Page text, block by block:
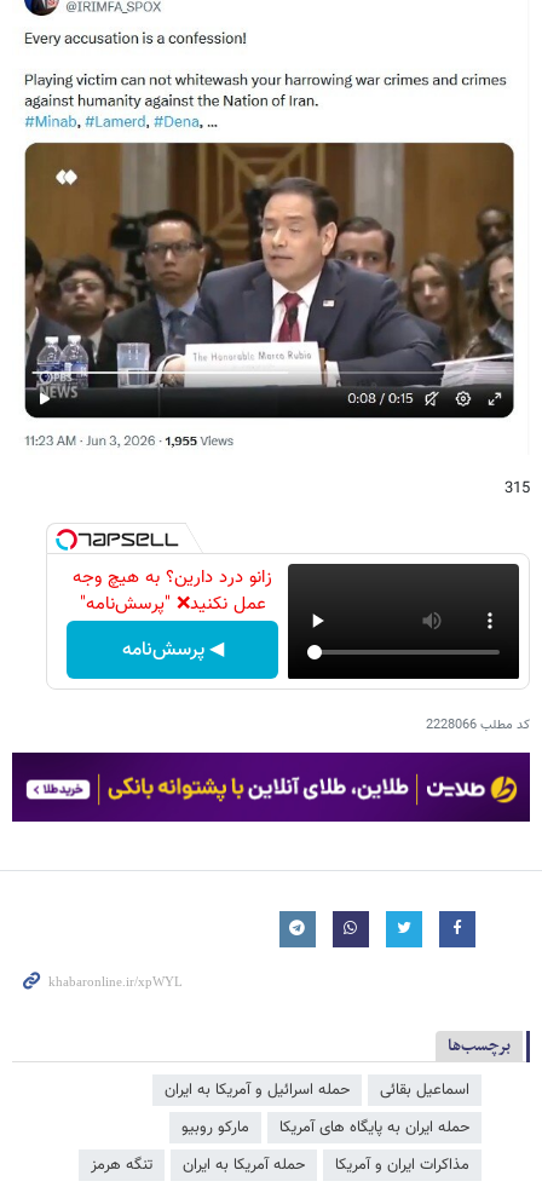
315
زانو درد دارین؟ به هیچ وجه
عمل نکنید❌ "پرسش‌نامه"
◀ پرسش‌نامه
کد مطلب2228066
برچسب‌ها
اسماعیل بقائی
حمله اسرائیل و آمریکا به ایران
حمله ایران به پایگاه های آمریکا
مارکو روبیو
مذاکرات ایران و آمریکا
حمله آمریکا به ایران تنگه هرمز